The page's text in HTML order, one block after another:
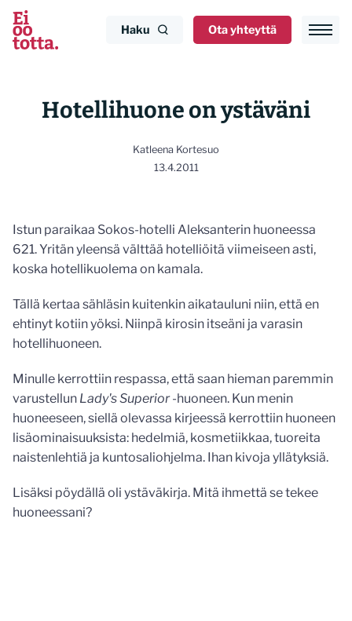
Siirry
sisältöön
Haku Ota yhteyttä
Hotellihuone on ystäväni
Katleena Kortesuo
13.4.2011
Istun paraikaa Sokos-hotelli Aleksanterin huoneessa
621. Yritän yleensä välttää hotelliöitä viimeiseen asti,
koska hotellikuolema on kamala.
Tällä kertaa sähläsin kuitenkin aikatauluni niin, että en
ehtinyt kotiin yöksi. Niinpä kirosin itseäni ja varasin
hotellihuoneen.
Minulle kerrottiin respassa, että saan hieman paremmin
varustellun Lady's Superior-huoneen. Kun menin
huoneeseen, siellä olevassa kirjeessä kerrottiin huoneen
lisäominaisuuksista: hedelmiä, kosmetiikkaa, tuoreita
naistenlehtiä ja kuntosaliohjelma. Ihan kivoja yllätyksiä.
Lisäksi pöydällä oli ystäväkirja. Mitä ihmettä se tekee
huoneessani?